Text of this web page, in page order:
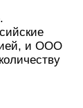
и ООО